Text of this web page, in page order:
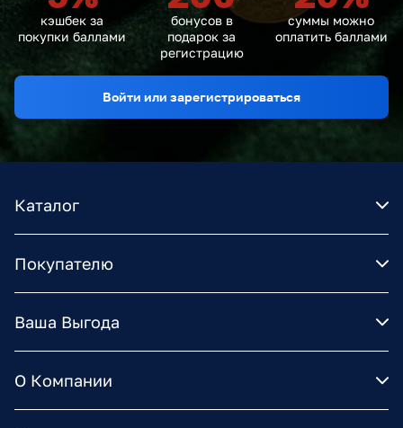
кэшбек за
покупки баллами
бонусов в
подарок за
регистрацию
суммы можно
оплатить баллами
Войти или зарегистрироваться
Каталог
Покупателю
Ваша Выгода
О Компании